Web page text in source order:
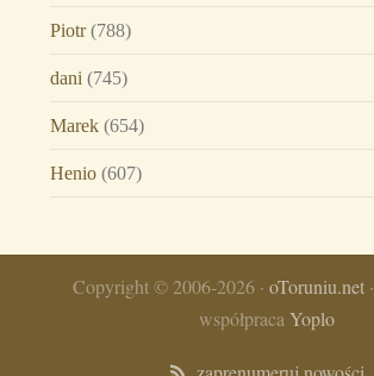
Piotr(788)
dani (745)
Marek(654)
Henio(607)
Copyright © 2006-2026 · oToruniu.net·
współpraca Yoplo